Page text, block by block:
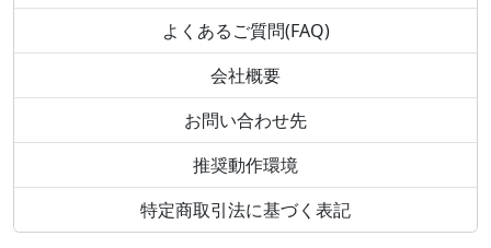
よくあるご質問(FAQ)
会社概要
お問い合わせ先
推奨動作環境
特定商取引法に基づく表記